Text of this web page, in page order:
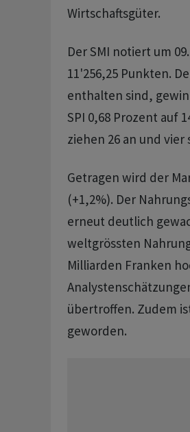
Wirtschaftsgüter.
Der SMI notiert um
11'256,25 Punkten.
enthalten sind,
SPI 0,68 Prozent auf
ziehen 26 an und vier
Getragen wird der
(+1,2%). Der
erneut deutlich
weltgrössten
Milliarden Franken
übertroffen. Zudem
geworden.